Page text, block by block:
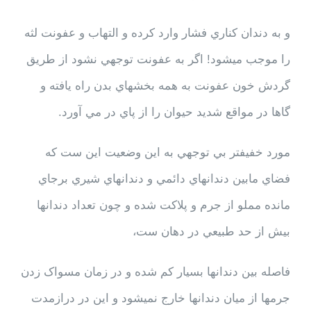
و به دندان کناري فشار وارد کرده و التهاب و عفونت لثه
را موجب ميشود! اگر به عفونت توجهي نشود از طريق
گردش خون عفونت به همه بخشهاي بدن راه يافته و
گاها در مواقع شديد حيوان را از پاي در مي آورد.
مورد خفيفتر بي توجهي به اين وضعيت اين ست که
فضاي مابين دندانهاي دائمي و دندانهاي شيري برجاي
مانده مملو از جرم و پلاکت شده و چون تعداد دندانها
بيش از حد طبيعي در دهان ست،
فاصله بين دندانها بسيار کم شده و در زمان مسواک زدن
جرمها از ميان دندانها خارج نميشود و اين در درازمدت